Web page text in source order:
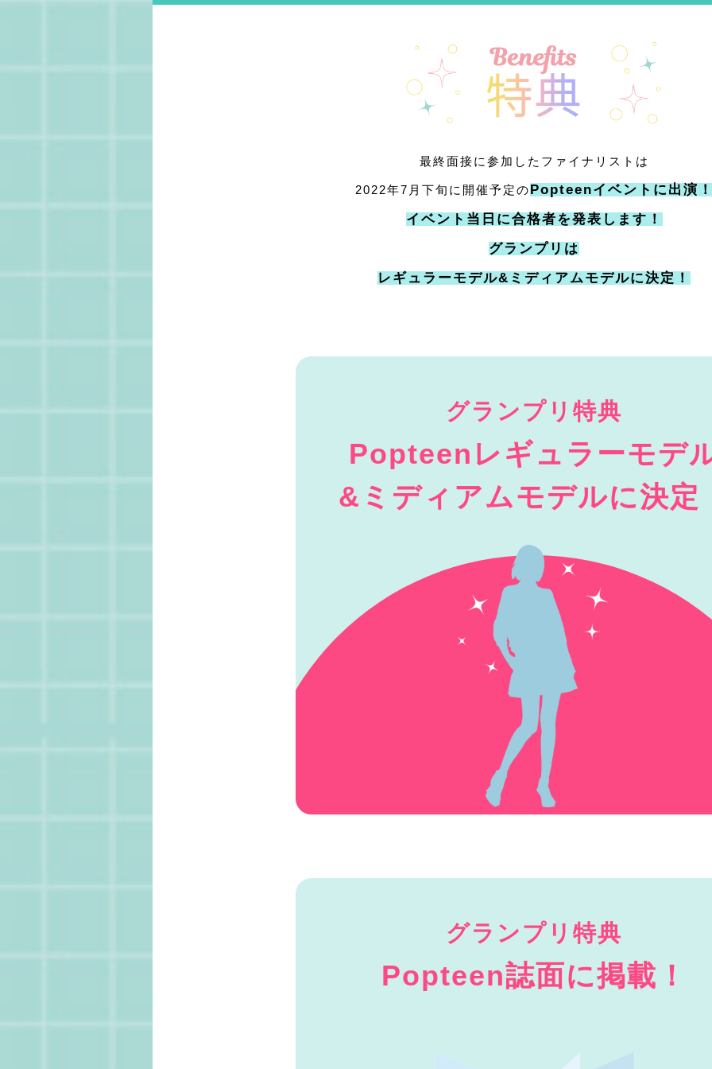
最終面接に参加したファイナリストは
2022年7月下旬に開催予定のPopteenイベントに出演
イベント当日に合格者を発表します！
グランプリは
レギュラーモデル&ミディアムモデルに決定！
グランプリ特典
Popteenレギュラーモデ
&ミディアムモデルに決定
グランプリ特典
Popteen誌面に掲載！